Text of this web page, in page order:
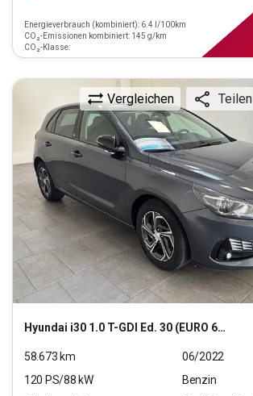
Energieverbrauch (kombiniert): 6.4 l/100km
CO₂-Emissionen kombiniert: 145 g/km
CO₂-Klasse:
Hyundai i30 1.0 T-GDI Ed. 30 (EURO 6d)(OPF)
Vergleichen Teilen
58.673 km
06/2022
120 PS/88 kW
Benzin